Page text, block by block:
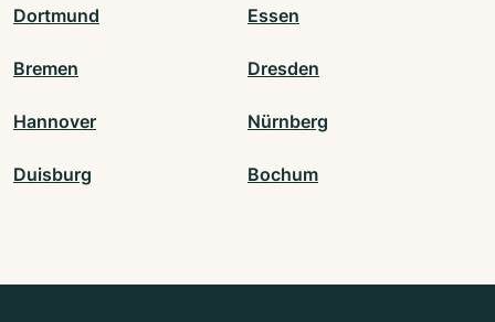
Dortmund Essen
Bremen Dresden
Hannover Nürnberg
Duisburg Bochum